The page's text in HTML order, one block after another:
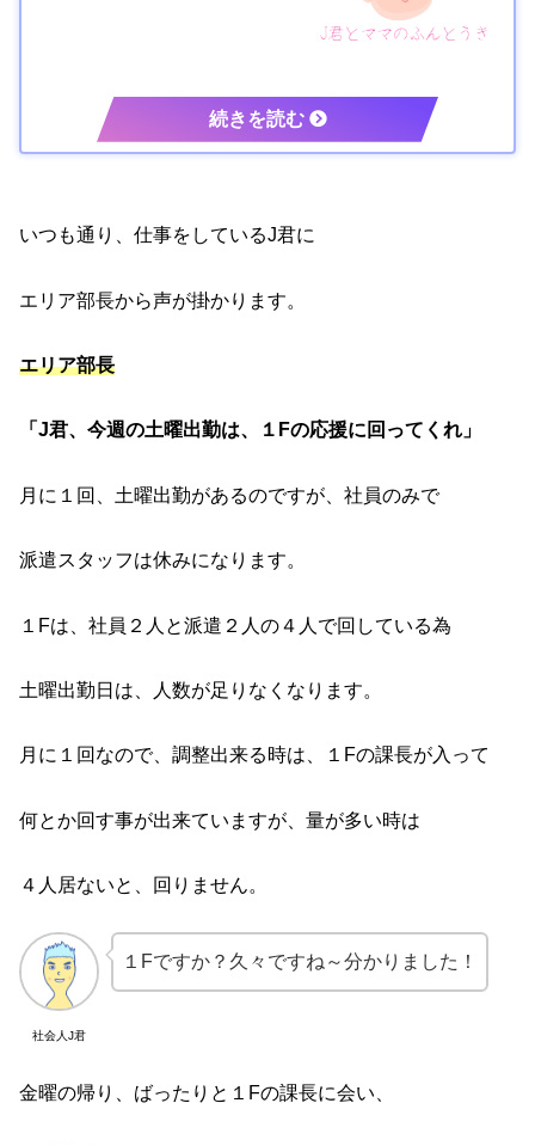
いつも通り、仕事をしているJ君に
エリア部長から声が掛かります。
エリア部長
「J君、今週の土曜出勤は、１Fの応援に回ってくれ」
月に１回、土曜出勤があるのですが、社員のみで
派遣スタッフは休みになります。
１Fは、社員２人と派遣２人の４人で回している為
土曜出勤日は、人数が足りなくなります。
月に１回なので、調整出来る時は、１Fの課長が入って
何とか回す事が出来ていますが、量が多い時は
４人居ないと、回りません。
社会人J君
１Fですか？久々ですね～分かりました！
金曜の帰り、ばったりと１Fの課長に会い、